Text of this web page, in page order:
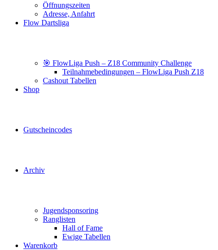
Öffnungszeiten
Adresse, Anfahrt
Flow Dartsliga
🎯 FlowLiga Push – Z18 Community Challenge
Teilnahmebedingungen – FlowLiga Push Z18
Cashout Tabellen
Shop
Gutscheincodes
Archiv
Jugendsponsoring
Ranglisten
Hall of Fame
Ewige Tabellen
Warenkorb